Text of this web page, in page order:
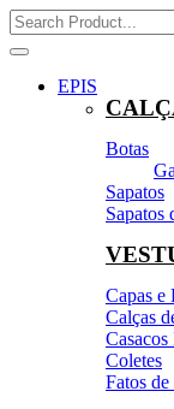
EPIS
Botas
Sapatos
Sapatos
Capas e
Calças
Coletes
Fatos